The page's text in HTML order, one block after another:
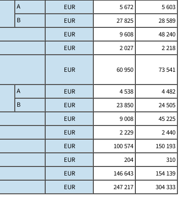
A EUR 5 672
5 603
B
EUR 27 825
28 589
EUR 9 608
48 240
EUR 2 027
2 218
EUR 60 950 73 541
A EUR 4 538
4 482
B
EUR 23 850
24 505
EUR 9 008
45 225
EUR 2 229
2 440
EUR 100 574
150 193
EUR 204
310
EUR 146 643
154 139
EUR 247 217 304 333